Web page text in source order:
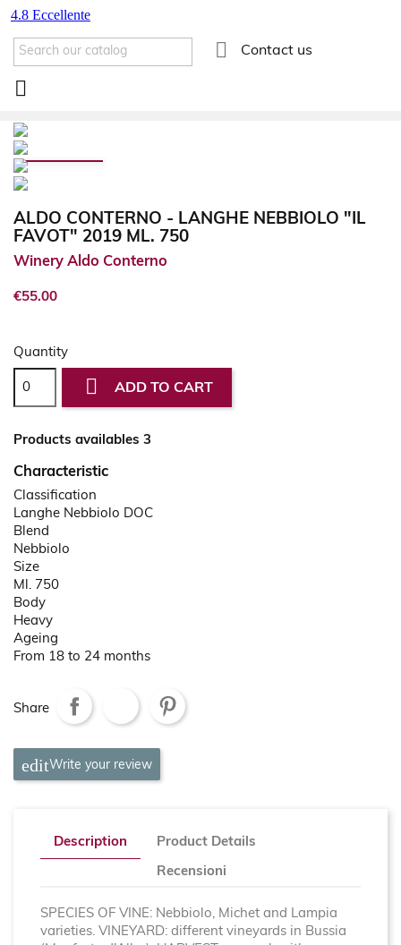
 Contact us

ALDO CONTERNO - LANGHE NEBBIOLO "IL
FAVOT" 2019 ML. 750
Winery Aldo Conterno
€55.00
Quantity
 ADD TO CART
Products availables 3
Characteristic
Classification
Langhe Nebbiolo DOC
Blend
Nebbiolo
Size
Ml. 750
Body
Heavy
Ageing
From 18 to 24 months
Share
Write your review
Description Product Details
Recensioni
SPECIES OF VINE: Nebbiolo, Michet and Lampia
varieties. VINEYARD: different vineyards in Bussia